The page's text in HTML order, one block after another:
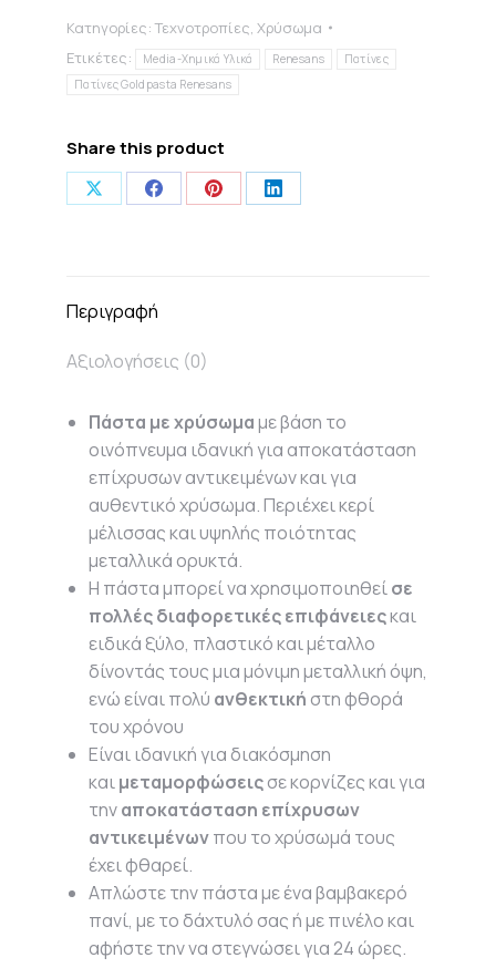
Κατηγορίες:Τεχνοτροπίες, Χρύσωμα
Ετικέτες:
Media-Χημικά Υλικά Renesans
Πατίνες
Πατίνες Goldpasta Renesans
Share this product
Share Share Share Share
Περιγραφή
Αξιολογήσεις (0)
Πάστα με χρύσωμαμε βάση το
οινόπνευμα ιδανική για αποκατάσταση
επίχρυσων αντικειμένων και για
αυθεντικό χρύσωμα. Περιέχει κερί
μέλισσας και υψηλής ποιότητας
μεταλλικά ορυκτά.
Η πάστα μπορεί να χρησιμοποιηθείσε
πολλές διαφορετικές επιφάνειεςκαι
ειδικά ξύλο, πλαστικό και μέταλλο
δίνοντάς τους μια μόνιμη μεταλλική όψη,
ενώ είναι πολύ ανθεκτική στη φθορά
του χρόνου
Είναι ιδανική για διακόσμηση
καιμεταμορφώσειςσε κορνίζες και για
τηναποκατάσταση επίχρυσων
αντικειμένωνπου το χρύσωμά τους
έχει φθαρεί.
Απλώστε την πάστα με ένα βαμβακερό
πανί, με το δάχτυλό σας ή με πινέλο και
αφήστε την να στεγνώσει για 24 ώρες.